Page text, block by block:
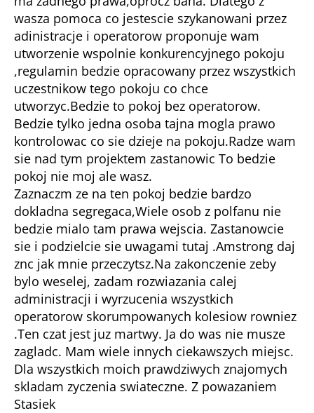
wasza pomoca co jestescie szykanowani przez
adinistracje i operatorow proponuje wam
utworzenie wspolnie konkurencyjnego pokoju
,regulamin bedzie opracowany przez wszystkich
uczestnikow tego pokoju co chce
utworzyc.Bedzie to pokoj bez operatorow.
Bedzie tylko jedna osoba tajna mogla prawo
kontrolowac co sie dzieje na pokoju.Radze wam
sie nad tym projektem zastanowic To bedzie
pokoj nie moj ale wasz.
Zaznaczm ze na ten pokoj bedzie bardzo
dokladna segregaca,Wiele osob z polfanu nie
bedzie mialo tam prawa wejscia. Zastanowcie
sie i podzielcie sie uwagami tutaj .Amstrong daj
znc jak mnie przeczytsz.Na zakonczenie zeby
bylo weselej, zadam rozwiazania calej
administracji i wyrzucenia wszystkich
operatorow skorumpowanych kolesiow rowniez
.Ten czat jest juz martwy. Ja do was nie musze
zagladc. Mam wiele innych ciekawszych miejsc.
Dla wszystkich moich prawdziwych znajomych
skladam zyczenia swiateczne. Z powazaniem
Stasiek